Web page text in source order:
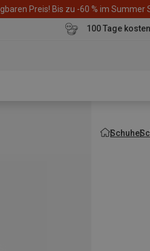
Preis! Bis zu -60 % im Summer
100 Tage
Schuhe